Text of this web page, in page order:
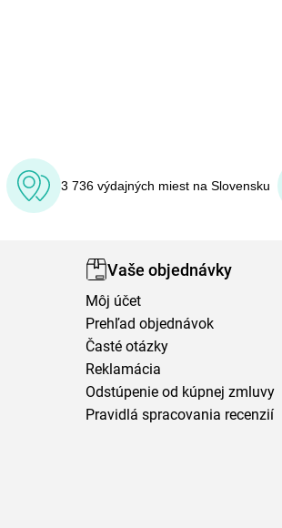
3 736 výdajných miest na Slovensku
Vaše objednávky
Môj účet
Prehľad objednávok
Časté otázky
Reklamácia
Odstúpenie od kúpnej zmluvy
Pravidlá spracovania recenzií